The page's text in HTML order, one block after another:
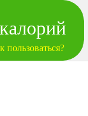
пользоваться?